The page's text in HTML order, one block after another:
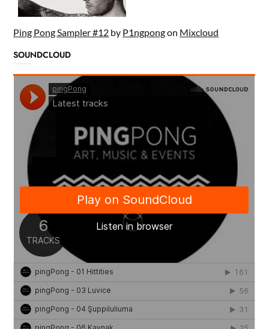
Ping Pong Sampler #12 by P1ngpongon Mixcloud
SOUNDCLOUD